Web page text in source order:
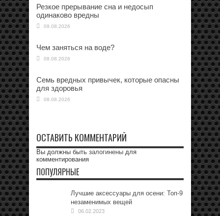
Резкое прерывание сна и недосып
одинаково вредны
09.08.2026
Чем заняться на воде?
08.08.2026
Семь вредных привычек, которые опасны
для здоровья
08.08.2026
ОСТАВИТЬ КОММЕНТАРИЙ
Вы должны быть залогинены для
комментирования
ПОПУЛЯРНЫЕ
Лучшие аксессуары для осени: Топ-9
незаменимых вещей
06.02.2023